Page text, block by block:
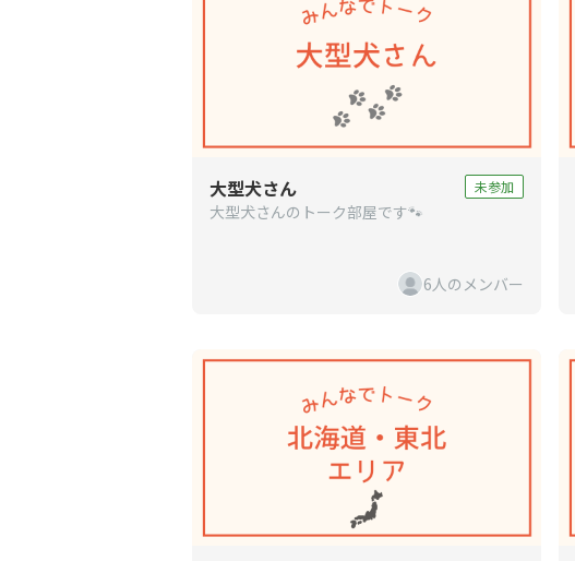
大型犬さん 未参加
大型犬さんのトーク部屋です🐾
6人のメンバー